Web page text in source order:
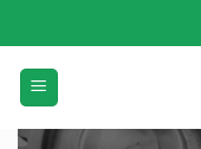
to
content